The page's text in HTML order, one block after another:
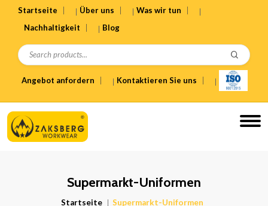
Startseite Über uns
Was wir tun
Nachhaltigkeit
Blog
Angebot anfordern Kontaktieren Sie uns
Supermarkt-Uniformen
Startseite Supermarkt-Uniformen